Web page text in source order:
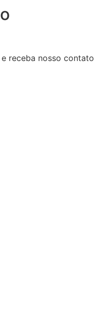
receba nosso contato